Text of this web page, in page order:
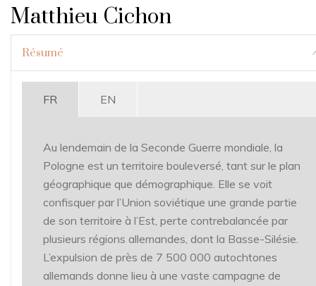
Matthieu Cichon
Résumé
FR EN
Au lendemain de la Seconde Guerre mondiale, la
Pologne est un territoire bouleversé, tant sur le plan
géographique que démographique. Elle se voit
confisquer par l’Union soviétique une grande partie
de son territoire à l’Est, perte contrebalancée par
plusieurs régions allemandes, dont la Basse-Silésie.
L’expulsion de près de 7 500 000 autochtones
allemands donne lieu à une vaste campagne de